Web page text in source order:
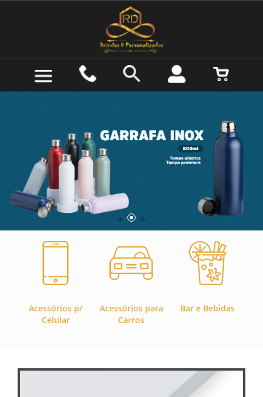
Acessórios p/
Celular
Acessórios para
Carros
Bar e Bebidas